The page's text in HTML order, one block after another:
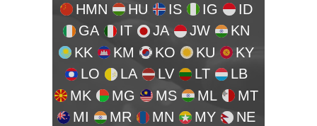
HMN
HU IS IG
ID
GA
IT JA JW
KN
KK
KM KO KU
KY
LO
LA LV LT
LB
MK
MG MS ML
MT
MI
MR MN MY
NE